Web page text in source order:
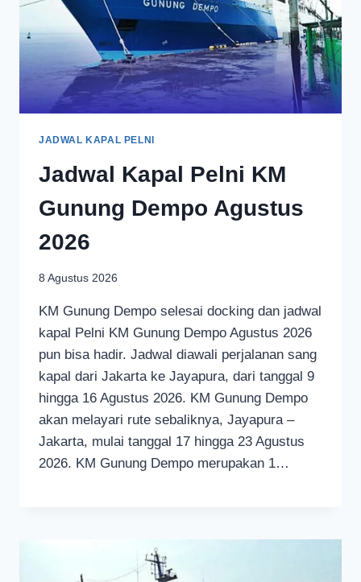
JADWAL KAPAL PELNI
Jadwal Kapal Pelni KM
Gunung Dempo Agustus
2026
8 Agustus 2026
KM Gunung Dempo selesai docking dan jadwal
kapal Pelni KM Gunung Dempo Agustus 2026
pun bisa hadir. Jadwal diawali perjalanan sang
kapal dari Jakarta ke Jayapura, dari tanggal 9
hingga 16 Agustus 2026. KM Gunung Dempo
akan melayari rute sebaliknya, Jayapura –
Jakarta, mulai tanggal 17 hingga 23 Agustus
2026. KM Gunung Dempo merupakan 1…